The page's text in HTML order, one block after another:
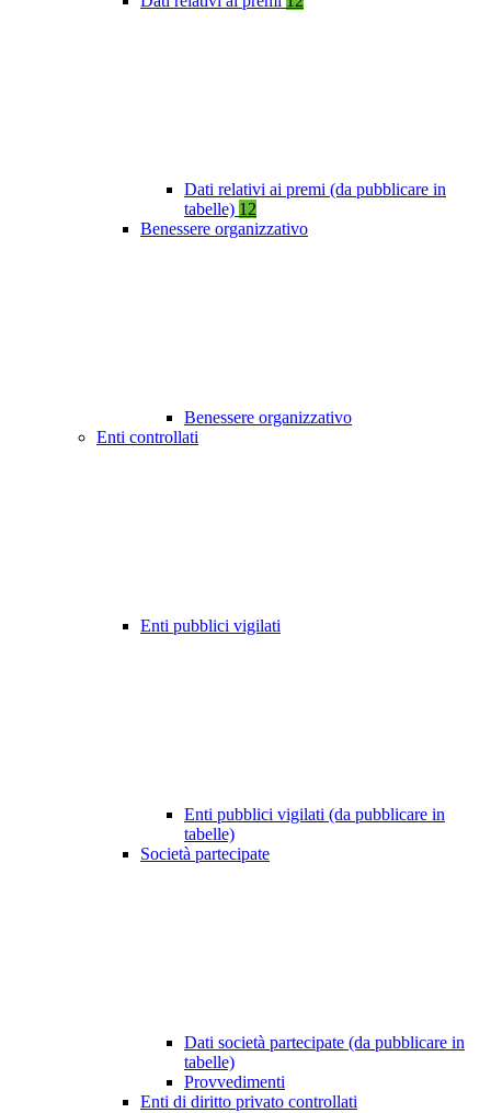
Dati relativi ai premi (da pubblicare in
tabelle) 12
Benessere organizzativo
Benessere organizzativo
Enti controllati
Enti pubblici vigilati
Enti pubblici vigilati (da pubblicare in
tabelle)
Società partecipate
Dati società partecipate (da pubblicare in
tabelle)
Provvedimenti
Enti di diritto privato controllati